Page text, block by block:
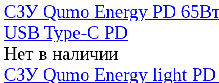
СЗУ Qumo Energy PD
USB Type-C PD
Нет в наличии
СЗУ Qumo Energy light